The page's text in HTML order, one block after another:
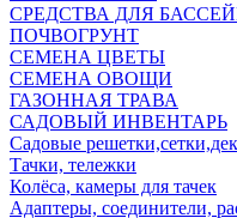
СРЕДСТВА ДЛЯ
ПОЧВОГРУНТ
СЕМЕНА ЦВЕТЫ
СЕМЕНА ОВОЩИ
ГАЗОННАЯ ТРАВА
САДОВЫЙ ИНВЕНТАРЬ
Садовые
Тачки, тележки
Колёса, камеры для тачек
Адаптеры, соединители,